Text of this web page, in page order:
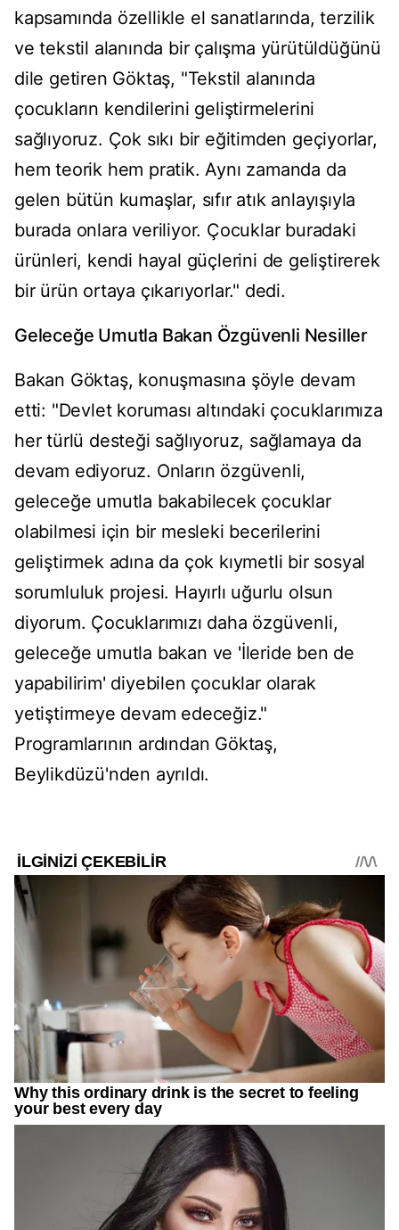
kapsamında özellikle el sanatlarında, terzilik
ve tekstil alanında bir çalışma yürütüldüğünü
dile getiren Göktaş, "Tekstil alanında
çocukların kendilerini geliştirmelerini
sağlıyoruz. Çok sıkı bir eğitimden geçiyorlar,
hem teorik hem pratik. Aynı zamanda da
gelen bütün kumaşlar, sıfır atık anlayışıyla
burada onlara veriliyor. Çocuklar buradaki
ürünleri, kendi hayal güçlerini de geliştirerek
bir ürün ortaya çıkarıyorlar." dedi.
Geleceğe Umutla Bakan Özgüvenli Nesiller
Bakan Göktaş, konuşmasına şöyle devam
etti: "Devlet koruması altındaki çocuklarımıza
her türlü desteği sağlıyoruz, sağlamaya da
devam ediyoruz. Onların özgüvenli,
geleceğe umutla bakabilecek çocuklar
olabilmesi için bir mesleki becerilerini
geliştirmek adına da çok kıymetli bir sosyal
sorumluluk projesi. Hayırlı uğurlu olsun
diyorum. Çocuklarımızı daha özgüvenli,
geleceğe umutla bakan ve 'İleride ben de
yapabilirim' diyebilen çocuklar olarak
yetiştirmeye devam edeceğiz."
Programlarının ardından Göktaş,
Beylikdüzü'nden ayrıldı.